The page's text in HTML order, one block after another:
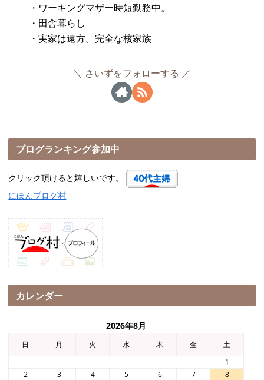
・ワーキングマザー時短勤務中。
・田舎暮らし
・実家は遠方。完全な核家族
さいずをフォローする
ブログランキング参加中
クリック頂けると嬉しいです。
にほんブログ村
カレンダー
2026年8月
日 月 火 水 木 金
土
1
2
3 4 5 6 7
8